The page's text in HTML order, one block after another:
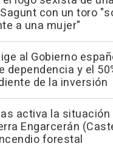
con un toro
a una mujer"
al Gobierno
dependencia y el
de la inversión
activa la situación
Engarcerán
forestal